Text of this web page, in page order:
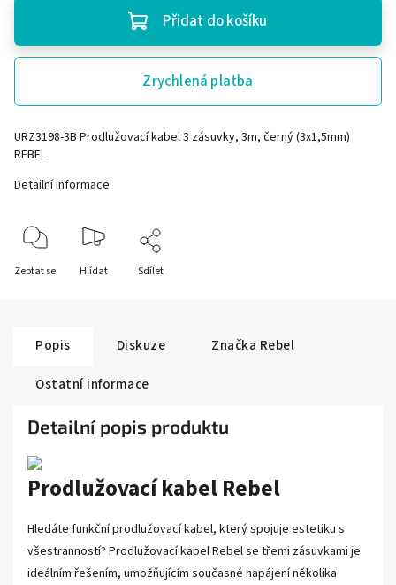
Přidat do košíku
Zrychlená platba
URZ3198-3B Prodlužovací kabel 3 zásuvky, 3m, černý (3x1,5mm)
REBEL
Detailní informace
Zeptat se Hlídat Sdílet
Popis Diskuze Značka Rebel
Ostatní informace
Detailní popis produktu
Prodlužovací kabel Rebel
Hledáte funkční prodlužovací kabel, který spojuje estetiku s
všestranností? Prodlužovací kabel Rebel se třemi zásuvkami je
ideálním řešením, umožňujícím současné napájení několika